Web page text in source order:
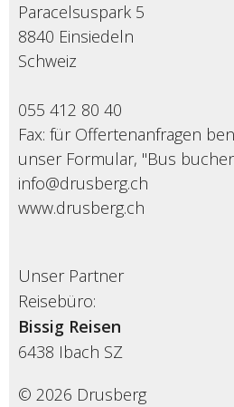
Paracelsuspark 5
8840 Einsiedeln
Schweiz
055 412 80 40
Fax: für Offertenanfragen
unser Formular, "Bus
info@drusberg.ch
www.drusberg.ch
Unser Partner
Reisebüro:
Bissig Reisen
6438 Ibach SZ
© 2026 Drusberg